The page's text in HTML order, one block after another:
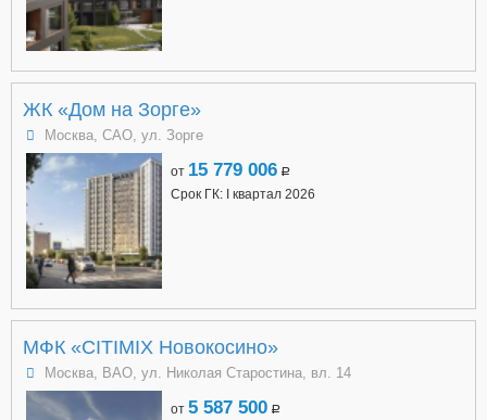
ЖК «Дом на Зорге»
Москва, САО, ул. Зорге
от 15 779 006 a
Срок ГК: I квартал 2026
МФК «CITIMIX Новокосино»
Москва, ВАО, ул. Николая Старостина, вл. 14
от 5 587 500 a